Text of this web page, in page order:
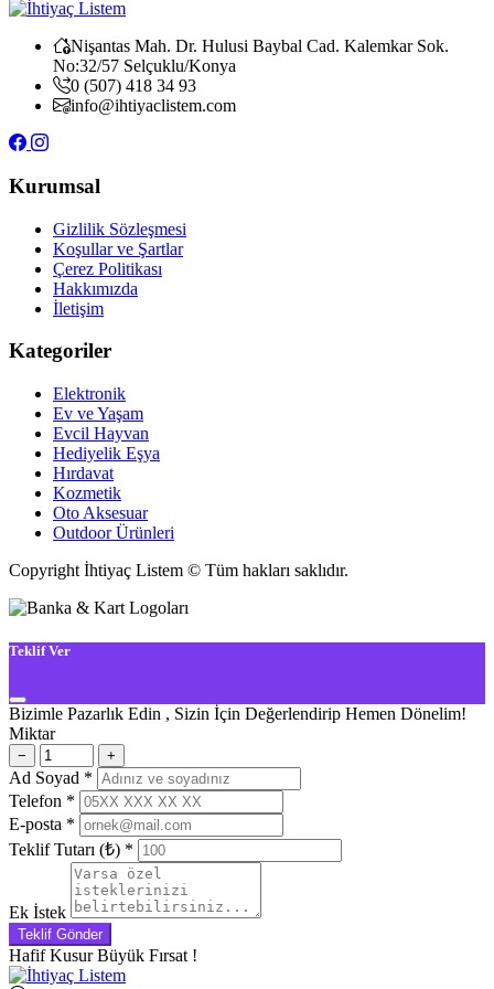
Nişantas Mah. Dr. Hulusi Baybal Cad. Kalemkar Sok.
No:32/57 Selçuklu/Konya
0 (507) 418 34 93
info@ihtiyaclistem.com
Kurumsal
Gizlilik Sözleşmesi
Koşullar ve Şartlar
Çerez Politikası
Hakkımızda
İletişim
Kategoriler
Elektronik
Ev ve Yaşam
Evcil Hayvan
Hediyelik Eşya
Hırdavat
Kozmetik
Oto Aksesuar
Outdoor Ürünleri
Copyright İhtiyaç Listem © Tüm hakları saklıdır.
Teklif Ver
Bizimle Pazarlık Edin , Sizin İçin Değerlendirip Hemen Dönelim!
Miktar
− +
Ad Soyad *
Telefon *
E-posta *
Teklif Tutarı (₺) *
Ek İstek
Teklif Gönder
Hafif Kusur Büyük Fırsat !